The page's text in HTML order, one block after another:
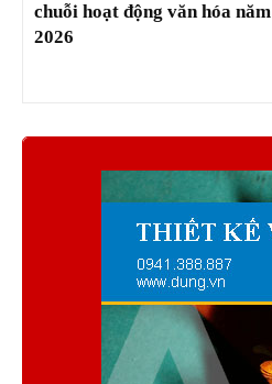
chuỗi hoạt động văn hóa năm
2026